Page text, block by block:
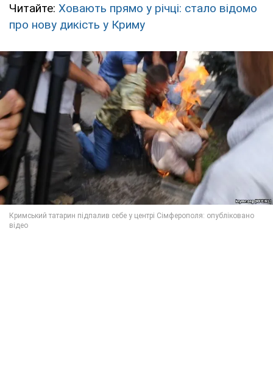
Читайте: Ховають прямо у річці: стало відомо
про нову дикість у Криму